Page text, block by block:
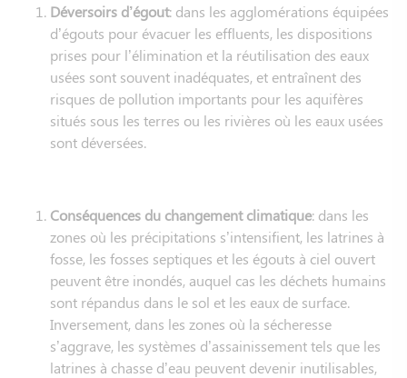
Déversoirs d’égout: dans les agglomérations équipées
d’égouts pour évacuer les effluents, les dispositions
prises pour l’élimination et la réutilisation des eaux
usées sont souvent inadéquates, et entraînent des
risques de pollution importants pour les aquifères
situés sous les terres ou les rivières où les eaux usées
sont déversées.
Conséquences du changement climatique: dans les
zones où les précipitations s’intensifient, les latrines à
fosse, les fosses septiques et les égouts à ciel ouvert
peuvent être inondés, auquel cas les déchets humains
sont répandus dans le sol et les eaux de surface.
Inversement, dans les zones où la sécheresse
s’aggrave, les systèmes d’assainissement tels que les
latrines à chasse d’eau peuvent devenir inutilisables,